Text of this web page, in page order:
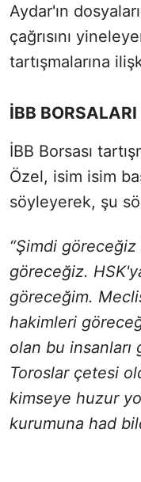
Aydar'ın
çağrısını
tartışmalarına
İBB
İBB Borsası
Özel, isim isim
söyleyerek, şu
“Şimdi göreceğiz
göreceğiz.
göreceğim.
hakimleri
olan bu
Toroslar çetesi
kimseye huzur
kurumuna had